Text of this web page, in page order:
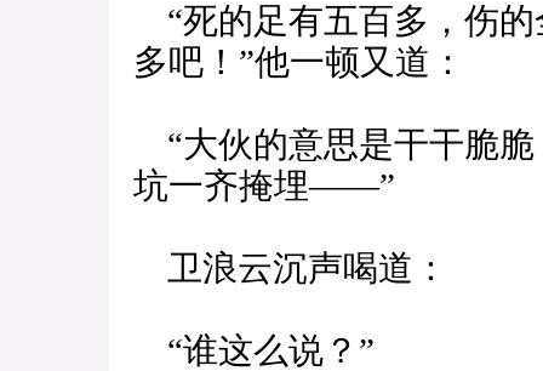
“死的足有五百多，伤
多吧！”他一顿又道：
“大伙的意思是干干脆
坑一齐掩埋——”
卫浪云沉声喝道：
“谁这么说？”